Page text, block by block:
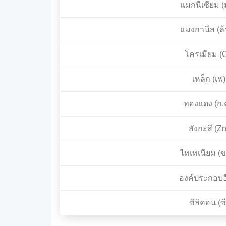
แมกนีเซียม
แมงกานีส (
โครเมียม
เหล็ก (เฟ)
ทองแดง (ก.
สังกะสี
ไทเทเนียม (
องค์ประกอบ
ซิลิคอน (